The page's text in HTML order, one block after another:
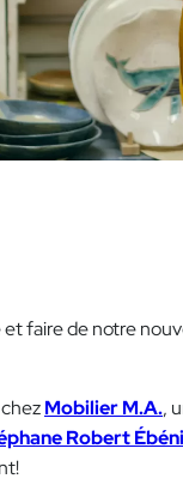
faire de notre
Mobilier M.A.,
Robert